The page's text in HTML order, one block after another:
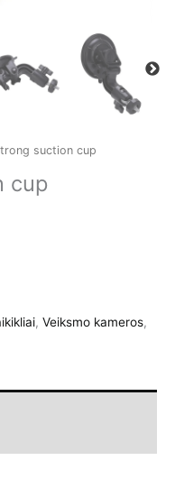
suction cup
cup
, Veiksmo kameros,